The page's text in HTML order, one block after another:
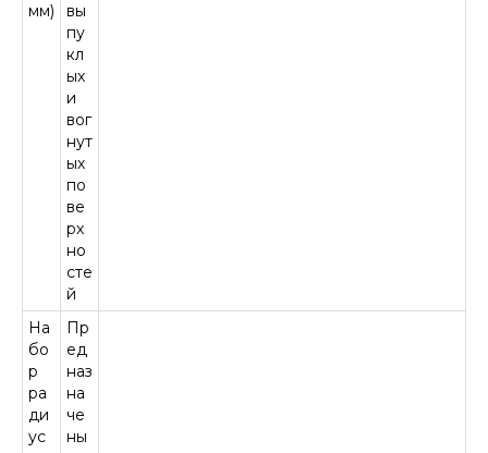
мм)
вы
пу
кл
ых
и
вог
нут
ых
по
ве
рх
но
сте
й
На
бо
р
ра
ди
ус
Пр
ед
наз
на
че
ны